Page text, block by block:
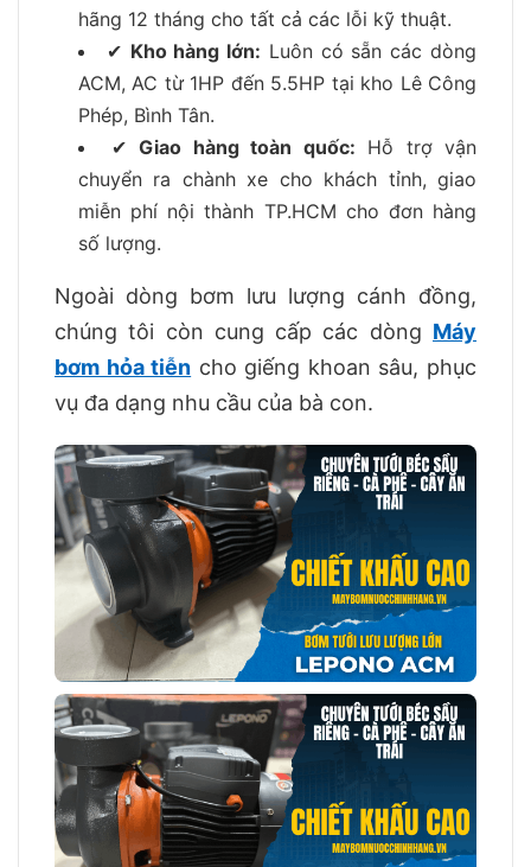
hãng 12 tháng cho tất cả các lỗi kỹ thuật.
✔ Kho hàng lớn: Luôn có sẵn các dòng
ACM, AC từ 1HP đến 5.5HP tại kho Lê Công
Phép, Bình Tân.
✔ Giao hàng toàn quốc: Hỗ trợ vận
chuyển ra chành xe cho khách tỉnh, giao
miễn phí nội thành TP.HCM cho đơn hàng
số lượng.
Ngoài dòng bơm lưu lượng cánh đồng,
chúng tôi còn cung cấp các dòng Máy
bơm hỏa tiễn cho giếng khoan sâu, phục
vụ đa dạng nhu cầu của bà con.